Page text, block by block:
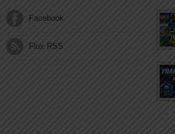
Facebook
Flux RSS